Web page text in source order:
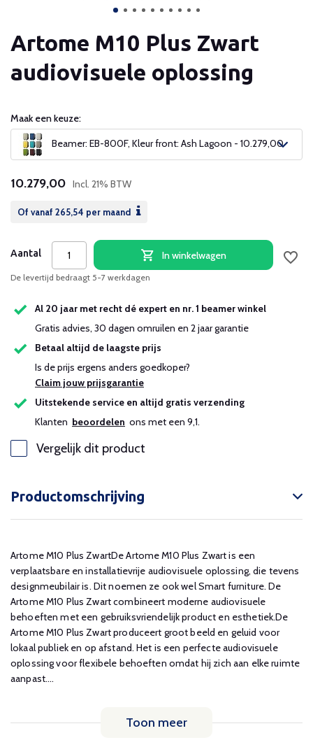
Artome M10 Plus Zwart
audiovisuele oplossing
Maak een keuze:
Beamer: EB-800F, Kleur front: Ash Lagoon - 10.279,00
10.279,00 Incl. 21% BTW
Of vanaf 265,54 per maand
Aantal In winkelwagen
De levertijd bedraagt 5-7 werkdagen
Al 20 jaar met recht dé expert en nr. 1 beamer winkel
Gratis advies, 30 dagen omruilen en 2 jaar garantie
Betaal altijd de laagste prijs
Is de prijs ergens anders goedkoper?
Claim jouw prijsgarantie
Uitstekende service en altijd gratis verzending
Klanten beoordelen ons met een 9,1.
Vergelijk dit product
Productomschrijving
Artome M10 Plus ZwartDe Artome M10 Plus Zwart is een
verplaatsbare en installatievrije audiovisuele oplossing, die tevens
designmeubilair is. Dit noemen ze ook wel Smart furniture. De
Artome M10 Plus Zwart combineert moderne audiovisuele
behoeften met een gebruiksvriendelijk product en esthetiek.De
Artome M10 Plus Zwart produceert groot beeld en geluid voor
lokaal publiek en op afstand. Het is een perfecte audiovisuele
oplossing voor flexibele behoeften omdat hij zich aan elke ruimte
aanpast....
Toon meer